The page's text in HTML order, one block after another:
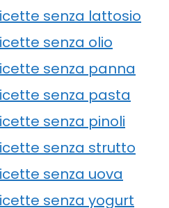
senza lattosio
senza olio
senza panna
senza pasta
senza pinoli
senza strutto
senza uova
senza yogurt